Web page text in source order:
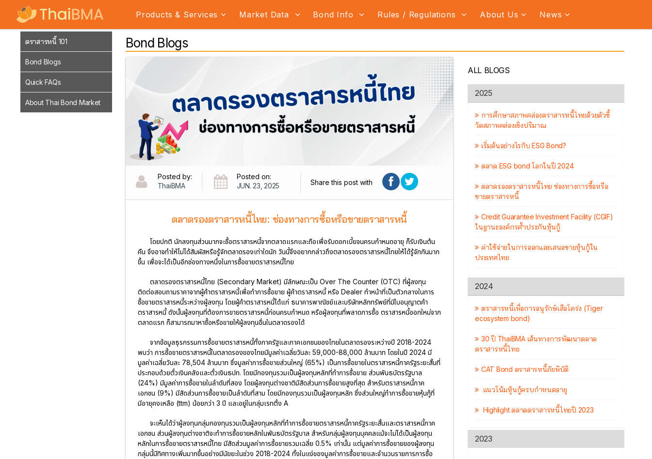
Products & Services Market Data Bond Info Rules / Regulations About Us News
ตราสารหนี้ 101
Bond Blogs
Quick FAQs
About Thai Bond Market
Bond Blogs
Posted by:
ThaiBMA
Posted on:
JUN. 23, 2025
Share this post with
ตลาดรองตราสารหนี้ไทย: ช่องทางการซื้อหรือขายตราสารหนี้
โดยปกติ นักลงทุนส่วนมากจะซื้อตราสารหนี้จากตลาดแรกและถือเพื่อรับดอกเบี้ยจนครบกำหนดอายุ ก็รับเงินต้น
คืน จึงอาจทำให้ไม่ได้สัมผัสหรือรู้จักตลาดรองเท่าใดนัก วันนี้จึงอยากกล่าวถึงตลาดรองตราสารหนี้ไทยให้ได้รู้จักกันมาก
ขึ้น เพื่อจะได้เป็นอีกช่องทางหนึ่งในการซื้อขายตราสารหนี้ไทย
ตลาดรองตราสารหนี้ไทย (Secondary Market) มีลักษณะเป็น Over The Counter (OTC) ที่ผู้ลงทุน
ติดต่อสอบถามราคาจากผู้ค้าตราสารหนี้เพื่อทำการซื้อขาย ผู้ค้าตราสารหนี้ หรือ Dealer ทำหน้าที่เป็นตัวกลางในการ
ซื้อขายตราสารหนี้ระหว่างผู้ลงทุน โดยผู้ค้าตราสารหนี้ได้แก่ ธนาคารพาณิชย์และบริษัทหลักทรัพย์ที่มีใบอนุญาตค้า
ตราสารหนี้ ดังนั้นผู้ลงทุนที่ต้องการขายตราสารหนี้ก่อนครบกำหนด หรือผู้ลงทุนที่พลาดการซื้อ ตราสารหนี้ออกใหม่จาก
ตลาดแรก ก็สามารถมาหาซื้อหรือขายให้ผู้ลงทุนอื่นในตลาดรองได้
จากข้อมูลธุรกรรมการซื้อขายตราสารหนี้ทั้งภาครัฐและภาคเอกชนของไทยในตลาดรองระหว่างปี 2018-2024
พบว่า การซื้อขายตราสารหนี้ในตลาดรองของไทยมีมูลค่าเฉลี่ยวันละ 59,000-88,000 ล้านบาท โดยในปี 2024 มี
มูลค่าเฉลี่ยวันละ 78,504 ล้านบาท ซึ่งมูลค่าการซื้อขายส่วนใหญ่ (65%) เป็นการซื้อขายในตราสารหนี้ภาครัฐระยะสั้นที่
ประกอบด้วยตั๋วเงินคลังและตั๋วเงินธปท. โดยมีกองทุนรวมเป็นผู้ลงทุนหลักที่ทำการซื้อขาย ส่วนพันธบัตรรัฐบาล
(24%) มีมูลค่าการซื้อขายในลำดับที่สอง โดยผู้ลงทุนต่างชาติมีสัดส่วนการซื้อขายสูงที่สุด สำหรับตราสารหนี้ภาค
เอกชน (9%) มีสัดส่วนการซื้อขายเป็นลำดับที่สาม โดยมีกองทุนรวมเป็นผู้ลงทุนหลัก ซึ่งส่วนใหญ่ทำการซื้อขายหุ้นกู้ที่
มีอายุคงเหลือ (ttm) น้อยกว่า 3 ปี และอยู่ในกลุ่มเรทติ้ง A
จะเห็นได้ว่าผู้ลงทุนกลุ่มกองทุนรวมเป็นผู้ลงทุนหลักที่ทำการซื้อขายตราสารหนี้ภาครัฐระยะสั้นและตราสารหนี้ภาค
เอกชน ส่วนผู้ลงทุนต่างชาติจะทำการซื้อขายหลักในพันธบัตรรัฐบาล สำหรับกลุ่มผู้ลงทุนบุคคลแม้จะไม่ได้เป็นผู้ลงทุน
หลักในการซื้อขายตราสารหนี้ไทย มีสัดส่วนมูลค่าการซื้อขายรวมเฉลี่ย 0.5% เท่านั้น แต่มูลค่าการซื้อขายของผู้ลงทุน
กลุ่มนี้มีทิศทางเพิ่มมากขึ้นอย่างมีนัยยะในช่วง 2018-2024 ทั้งในแง่ของมูลค่าการซื้อขายและจำนวนรายการการซื้อ
ALL BLOGS
2025
การศึกษาสภาพคล่องตราสารหนี้ไทยด้วยตัวชี้
วัดสภาพคล่องเชิงปริมาณ
เริ่มต้นอย่างไรกับ ESG Bond?
ตลาด ESG bond โลกในปี 2024
ตลาดรองตราสารหนี้ไทย ช่องทางการซื้อหรือ
ขายตราสารหนี้
Credit Guarantee Investment Facility (CGIF)
ในฐานะองค์กรค้ำประกันหุ้นกู้
ค่าใช้จ่ายในการออกและเสนอขายหุ้นกู้ใน
ประเทศไทย
2024
ตราสารหนี้เพื่อการอนุรักษ์เสือโคร่ง (Tiger
ecosystem bond)
30 ปี ThaiBMA เส้นทางการพัฒนาตลาด
ตราสารหนี้ไทย
CAT Bond ตราสารหนี้ภัยพิบัติ
แนวโน้มหุ้นกู้ครบกำหนดอายุ
Highlight ตลาดตราสารหนี้ไทยปี 2023
2023